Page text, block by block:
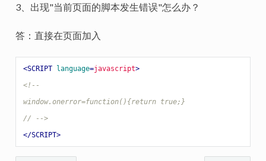
3、出现"当前页面的脚本发生错误"怎么办？
答：直接在页面加入
<SCRIPT language=javascript>
<!--
window.onerror=function(){return true;}
// -->
</SCRIPT>